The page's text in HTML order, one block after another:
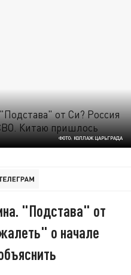
ФОТО: КОЛЛАЖ ЦАРЬГРАДА
"Подстава" от
о начале